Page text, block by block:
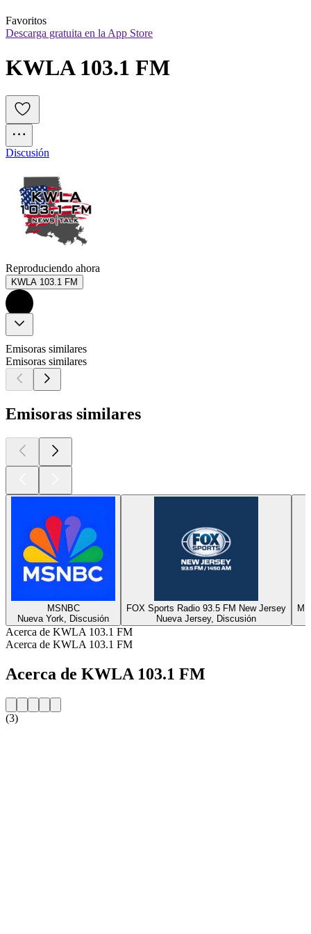
Favoritos
Descarga gratuita en la App Store
KWLA 103.1 FM
Discusión
Reproduciendo ahora
KWLA 103.1 FM
Emisoras similares
Emisoras similares
Emisoras similares
MSNBC
Nueva York, Discusión
FOX Sports Radio 93.5 FM New Jersey
Nueva Jersey, Discusión
Acerca de KWLA 103.1 FM
Acerca de KWLA 103.1 FM
Acerca de KWLA 103.1 FM
(3)